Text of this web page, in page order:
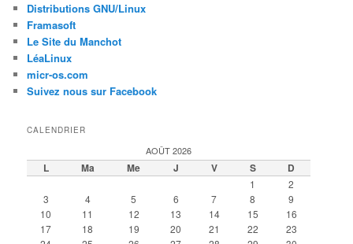
Distributions GNU/Linux
Framasoft
Le Site du Manchot
LéaLinux
micr-os.com
Suivez nous sur Facebook
CALENDRIER
AOÛT 2026
L Ma Me J V S D
1
2
3
4 5 6 7 8
9
10
11 12 13 14 15
16
17
18 19 20 21 22
23